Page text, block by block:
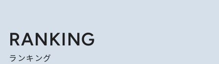
RANKING
ランキング